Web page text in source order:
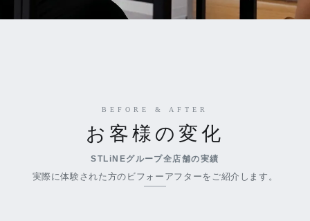
BEFORE & AFTER
お客様の変化
STLiNEグループ全店舗の実績
実際に体験された方のビフォーアフターをご紹介します。